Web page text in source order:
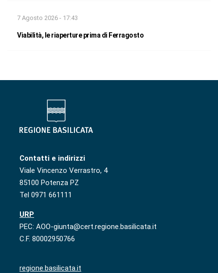
7 Agosto 2026 - 17:43
Viabilità, le riaperture prima di Ferragosto
Contatti e indirizzi
Viale Vincenzo Verrastro, 4
85100 Potenza PZ
Tel 0971 661111
URP
PEC: AOO-giunta@cert.regione.basilicata.it
C.F. 80002950766
regione.basilicata.it